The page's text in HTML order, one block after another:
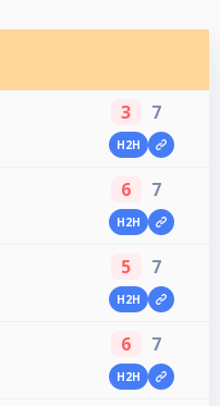
3 7
H2H
6 7
H2H
5 7
H2H
6 7
H2H